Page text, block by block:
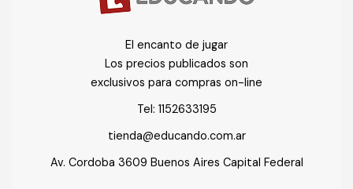
El encanto de jugar
Los precios publicados son
exclusivos para compras on-line
Tel: 1152633195
tienda@educando.com.ar
Av. Cordoba 3609 Buenos Aires Capital Federal